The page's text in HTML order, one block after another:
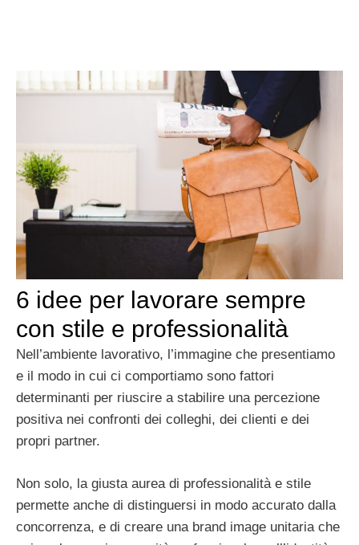
6 idee per lavorare sempre
con stile e professionalità
Nell’ambiente lavorativo, l’immagine che presentiamo
e il modo in cui ci comportiamo sono fattori
determinanti per riuscire a stabilire una percezione
positiva nei confronti dei colleghi, dei clienti e dei
propri partner.
Non solo, la giusta aurea di professionalità e stile
permette anche di distinguersi in modo accurato dalla
concorrenza, e di creare una brand image unitaria che